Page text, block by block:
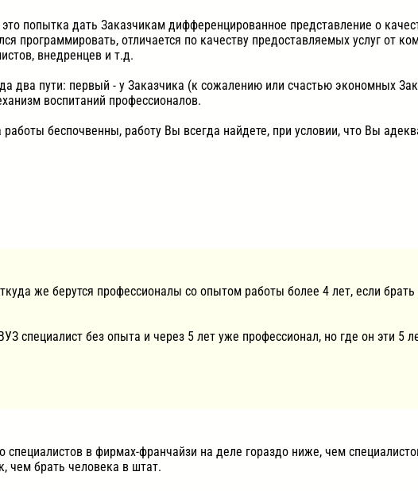
попытка дать Заказчикам дифференцированное представление о
программировать, отличается по качеству предоставляемых услуг от
внедренцев и т.д.
два пути: первый - у Заказчика (к сожалению или счастью экономных
воспитаний профессионалов.
беспочвенны, работу Вы всегда найдете, при условии, что Вы
же берутся профессионалы со опытом работы более 4 лет, если
специалист без опыта и через 5 лет уже профессионал, но где он эти 5
специалистов в фирмах-франчайзи на деле гораздо ниже, чем
чем брать человека в штат.